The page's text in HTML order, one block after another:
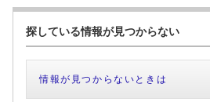
探している情報が見つからない
情報が見つからないときは